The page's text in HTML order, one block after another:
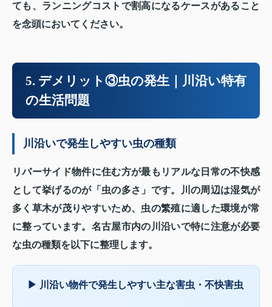
ても、ランニングコストで割高になるケースがあること
を念頭においてください。
5. デメリット③虫の発生｜川沿い特有
の生活問題
川沿いで発生しやすい虫の種類
リバーサイド物件に住む方が最もリアルな日常の不快感
として挙げるのが「虫の多さ」です。川の周辺は湿気が
多く草木が茂りやすいため、虫の繁殖に適した環境が常
に整っています。名古屋市内の川沿いで特に注意が必要
な虫の種類を以下に整理します。
▶ 川沿い物件で発生しやすい主な害虫・不快害虫